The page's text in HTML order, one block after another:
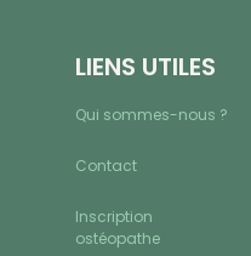
LIENS UTILES
Qui sommes-nous ?
Contact
Inscription
ostéopathe